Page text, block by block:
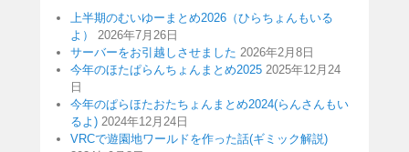
上半期のむいゆーまとめ2026（ひらちょんもいる
よ）
2026年7月26日
サーバーをお引越しさせました 2026年2月8日
今年のほたぱらんちょんまとめ2025 2025年12月24
日
今年のぱらほたおたちょんまとめ2024(らんさんもい
るよ) 2024年12月24日
VRCで遊園地ワールドを作った話(ギミック解説)